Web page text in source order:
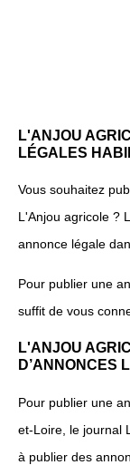
L'ANJOU
LÉGALES
Vous souhaitez
L'Anjou agricole ?
annonce légale
Pour publier une
suffit de vous
L'ANJOU
D’ANNONCES
Pour publier une
et-Loire, le journal
à publier des